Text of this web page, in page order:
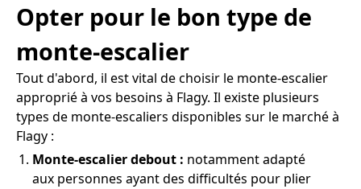
Opter pour le bon type de
monte-escalier
Tout d'abord, il est vital de choisir le monte-escalier
approprié à vos besoins à Flagy. Il existe plusieurs
types de monte-escaliers disponibles sur le marché à
Flagy :
Monte-escalier debout : notamment adapté
aux personnes ayant des difficultés pour plier